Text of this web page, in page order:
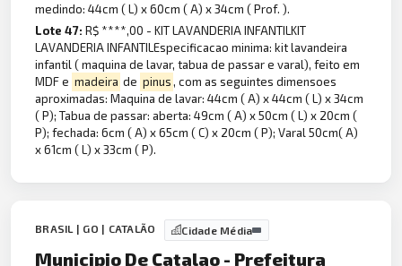
medindo: 44cm ( L) x 60cm ( A) x 34cm ( Prof. ).
Lote 47:R$ ****,00 - KIT LAVANDERIA INFANTILKIT
LAVANDERIA INFANTILEspecificacao minima: kit lavandeira
infantil ( maquina de lavar, tabua de passar e varal), feito em
MDF e madeira de pinus, com as seguintes dimensoes
aproximadas: Maquina de lavar: 44cm ( A) x 44cm ( L) x 34cm
( P); Tabua de passar: aberta: 49cm ( A) x 50cm ( L) x 20cm (
P); fechada: 6cm ( A) x 65cm ( C) x 20cm ( P); Varal 50cm( A)
x 61cm ( L) x 33cm ( P).
BRASIL | GO | CATALÃO Cidade Média
Municipio De Catalao - Prefeitura